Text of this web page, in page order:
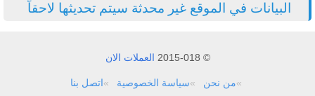
البيانات في الموقع غير محدثة سيتم تحديثها لاحقاً
© 2015-018 العملات الان
من نحن سياسة الخصوصية
اتصل بنا